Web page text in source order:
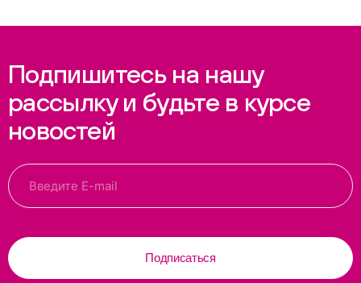
Подпишитесь на нашу
рассылку и будьте в курсе
новостей
Подписаться